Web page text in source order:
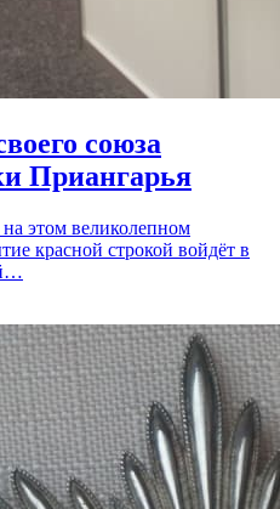
союза
Приангарья
этом великолепном
красной строкой войдёт в